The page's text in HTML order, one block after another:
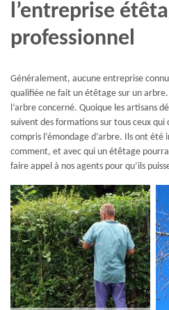
l’entreprise
professionnel
Généralement, aucune entreprise
qualifiée ne fait un étêtage sur un
l’arbre concerné. Quoique les artisans
suivent des formations sur tous ceux qui
compris l’émondage d’arbre. Ils ont
comment, et avec qui un étêtage
faire appel à nos agents pour qu’ils